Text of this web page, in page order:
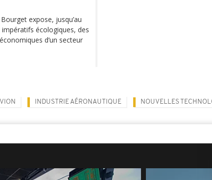
expose, jusqu’au
écologiques, des
d’un secteur
INDUSTRIE AÉRONAUTIQUE NOUVELLES